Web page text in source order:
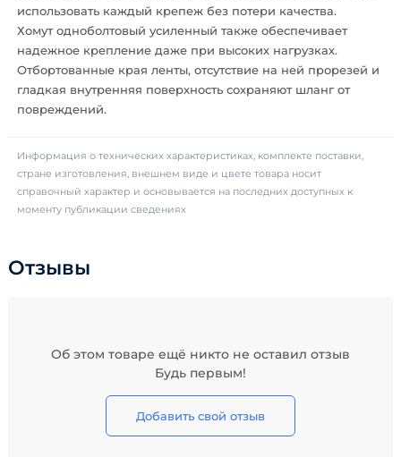
использовать каждый крепеж без потери качества.
Хомут одноболтовый усиленный также обеспечивает
надежное крепление даже при высоких нагрузках.
Отбортованные края ленты, отсутствие на ней прорезей и
гладкая внутренняя поверхность сохраняют шланг от
повреждений.
Информация о технических характеристиках, комплекте поставки,
стране изготовления, внешнем виде и цвете товара носит
справочный характер и основывается на последних доступных к
моменту публикации сведениях
Отзывы
Об этом товаре ещё никто не оставил отзыв
Будь первым!
Добавить свой отзыв